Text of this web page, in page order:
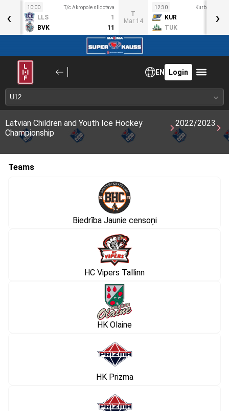
11
10:00 T/c Akropole slidotava
LLS
1
BVK
11
T
Mar 14
12:30 Kurbads
KUR
TUK
‹ ›
EN Login
Latvian Children and Youth Ice Hockey
Championship
2022/2023
Teams
Biedrība Jaunie censoņi
HC Vipers Tallinn
HK Olaine
HK Prizma